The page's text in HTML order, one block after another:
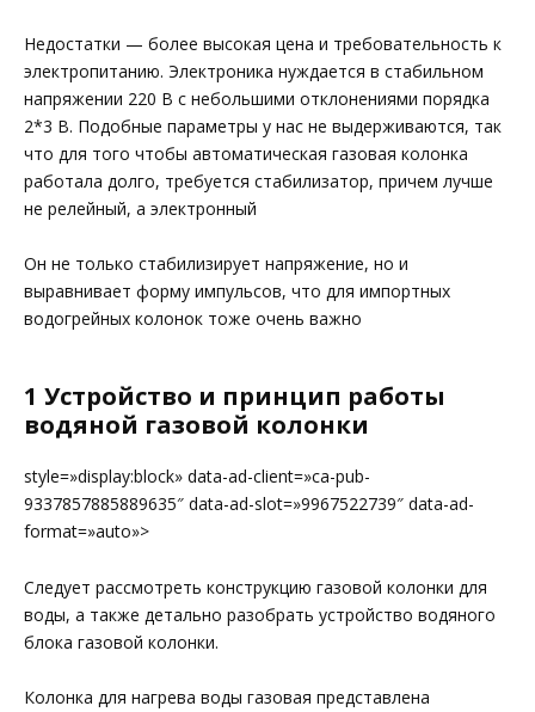
Недостатки — более высокая цена и требовательность к
электропитанию. Электроника нуждается в стабильном
напряжении 220 В с небольшими отклонениями порядка
2*3 В. Подобные параметры у нас не выдерживаются, так
что для того чтобы автоматическая газовая колонка
работала долго, требуется стабилизатор, причем лучше
не релейный, а электронный
Он не только стабилизирует напряжение, но и
выравнивает форму импульсов, что для импортных
водогрейных колонок тоже очень важно
1 Устройство и принцип работы
водяной газовой колонки
style=»display:block» data-ad-client=»ca-pub-
9337857885889635″ data-ad-slot=»9967522739″ data-ad-
format=»auto»>
Следует рассмотреть конструкцию газовой колонки для
воды, а также детально разобрать устройство водяного
блока газовой колонки.
Колонка для нагрева воды газовая представлена